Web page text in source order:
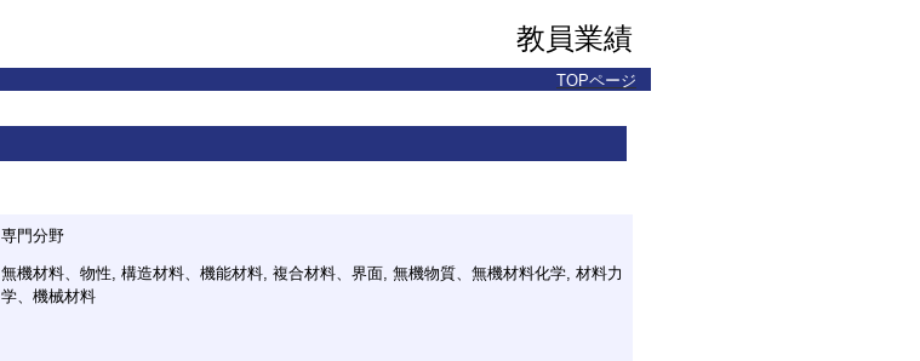
教員業績
TOPページ
専門分野
無機材料、物性, 構造材料、機能材料, 複合材料、界面, 無機物質、無機材料化学, 材料力
学、機械材料